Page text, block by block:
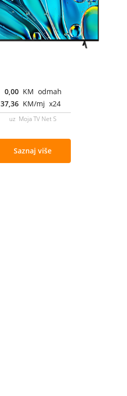
0,00 KM odmah
37,36 KM/mj x24
uz Moja TV Net S
Saznaj više